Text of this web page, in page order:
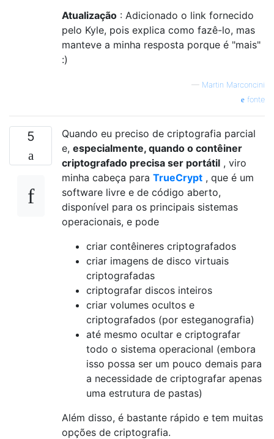
Atualização : Adicionado o link fornecido
pelo Kyle, pois explica como fazê-lo, mas
manteve a minha resposta porque é "mais"
:)
— Martin Marconcini
fonte
5
Quando eu preciso de criptografia parcial
e, especialmente, quando o contêiner
criptografado precisa ser portátil , viro
minha cabeça para TrueCrypt , que é um
software livre e de código aberto,
disponível para os principais sistemas
operacionais, e pode
criar contêineres criptografados
criar imagens de disco virtuais
criptografadas
criptografar discos inteiros
criar volumes ocultos e
criptografados (por esteganografia)
até mesmo ocultar e criptografar
todo o sistema operacional (embora
isso possa ser um pouco demais para
a necessidade de criptografar apenas
uma estrutura de pastas)
Além disso, é bastante rápido e tem muitas
opções de criptografia.